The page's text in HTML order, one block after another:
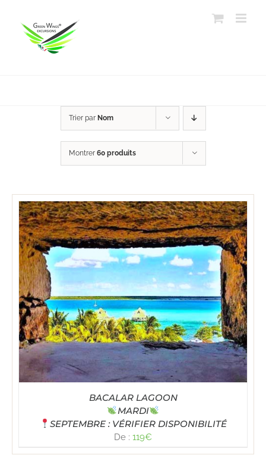
contenu
Trier par Nom
Montrer 60 produits
BACALAR LAGOON
MARDI
SEPTEMBRE : VÉRIFIER DISPONIBILITÉ
De : 119€